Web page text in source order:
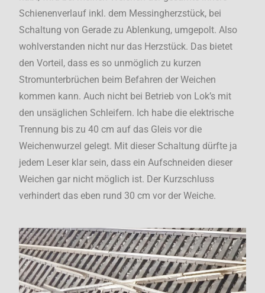
Schienenverlauf inkl. dem Messingherzstück, bei
Schaltung von Gerade zu Ablenkung, umgepolt. Also
wohlverstanden nicht nur das Herzstück. Das bietet
den Vorteil, dass es so unmöglich zu kurzen
Stromunterbrüchen beim Befahren der Weichen
kommen kann. Auch nicht bei Betrieb von Lok’s mit
den unsäglichen Schleifern. Ich habe die elektrische
Trennung bis zu 40 cm auf das Gleis vor die
Weichenwurzel gelegt. Mit dieser Schaltung dürfte ja
jedem Leser klar sein, dass ein Aufschneiden dieser
Weichen gar nicht möglich ist. Der Kurzschluss
verhindert das eben rund 30 cm vor der Weiche.